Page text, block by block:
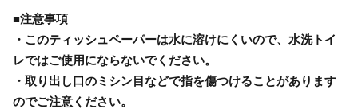
■注意事項
・このティッシュペーパーは水に溶けにくいので、水洗トイ
レではご使用にならないでください。
・取り出し口のミシン目などで指を傷つけることがあります
のでご注意ください。